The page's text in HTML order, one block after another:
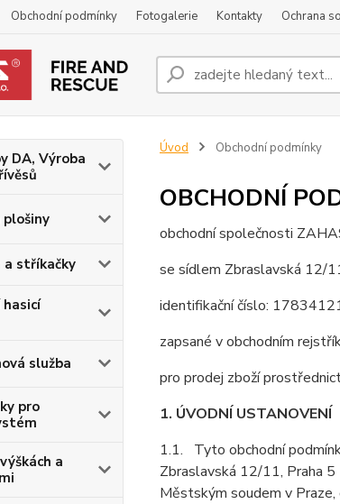
Obchodní podmínky Fotogalerie Kontakty Ochrana
DA, Výroba
plošiny
a stříkačky
hasicí
služba
pro
a
Úvod Obchodní podmínky
OBCHODNÍ
obchodní společnosti
se sídlem Zbraslavská 12/
identifikační číslo:
zapsané v obchodním
pro prodej zboží
1. ÚVODNÍ USTANOVENÍ
1.1. Tyto obchodní
Zbraslavská 12/11, Praha
Městským soudem v